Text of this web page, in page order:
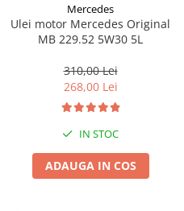
Curatare moto
Covor moto
Genti bagaje moto
Suporti si placi prindere
Mercedes
Ulei motor Mercedes Original
MB 229.52 5W30 5L
310,00 Lei
268,00 Lei
IN STOC
ADAUGA IN COS